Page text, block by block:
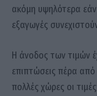
ακόμη υψηλότερα εάν
εξαγωγές
Η άνοδος των τιμών
επιπτώσεις πέρα από
πολλές χώρες οι